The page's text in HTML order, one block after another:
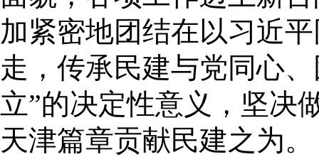
加紧密地团结在以习近
走，传承民建与党同心
立”的决定性意义，坚决
天津篇章贡献民建之为。